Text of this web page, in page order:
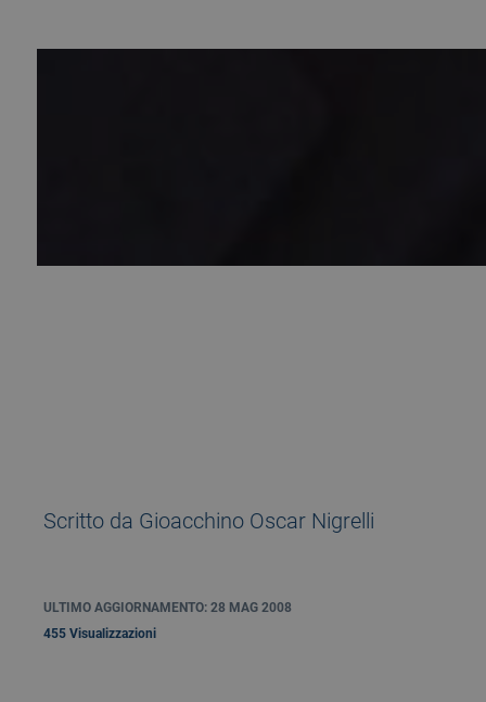
Scritto da Gioacchino Oscar Nigrelli
ULTIMO AGGIORNAMENTO: 28 MAG 2008
455 Visualizzazioni